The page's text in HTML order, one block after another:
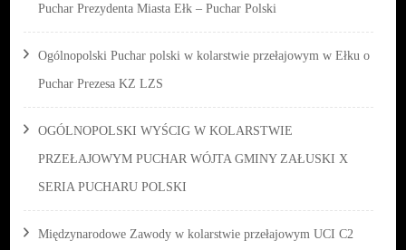
Puchar Prezydenta Miasta Ełk – Puchar Polski
Ogólnopolski Puchar polski w kolarstwie przełajowym w Ełku o
Puchar Prezesa KZ LZS
OGÓLNOPOLSKI WYŚCIG W KOLARSTWIE
PRZEŁAJOWYM PUCHAR WÓJTA GMINY ZAŁUSKI X
SERIA PUCHARU POLSKI
Międzynarodowe Zawody w kolarstwie przełajowym UCI C2